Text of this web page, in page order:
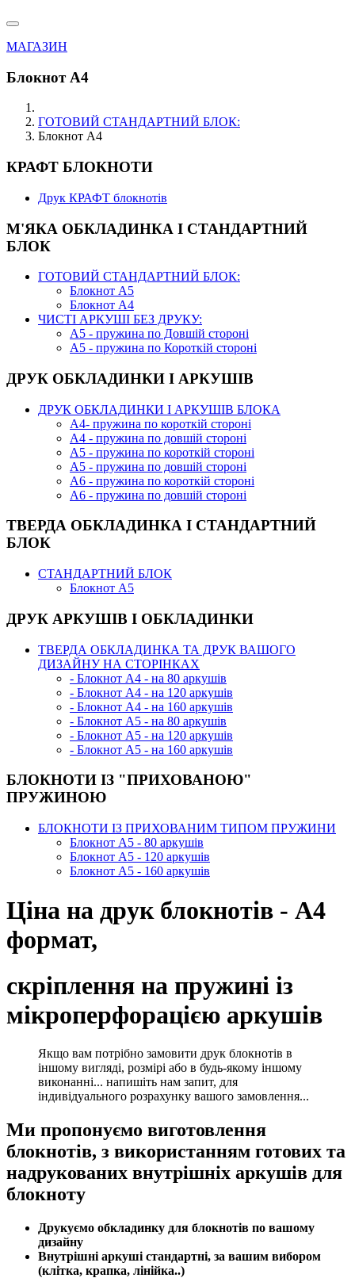
МАГАЗИН
Блокнот А4
ГОТОВИЙ СТАНДАРТНИЙ БЛОК:
Блокнот А4
КРАФТ БЛОКНОТИ
Друк КРАФТ блокнотів
М'ЯКА ОБКЛАДИНКА І СТАНДАРТНИЙ
БЛОК
ГОТОВИЙ СТАНДАРТНИЙ БЛОК:
Блокнот А5
Блокнот А4
ЧИСТІ АРКУШІ БЕЗ ДРУКУ:
А5 - пружина по Довшій стороні
А5 - пружина по Короткій стороні
ДРУК ОБКЛАДИНКИ І АРКУШІВ
ДРУК ОБКЛАДИНКИ І АРКУШІВ БЛОКА
А4- пружина по короткій стороні
А4 - пружина по довшій стороні
А5 - пружина по короткій стороні
А5 - пружина по довшій стороні
А6 - пружина по короткій стороні
А6 - пружина по довшій стороні
ТВЕРДА ОБКЛАДИНКА І СТАНДАРТНИЙ
БЛОК
СТАНДАРТНИЙ БЛОК
Блокнот А5
ДРУК АРКУШІВ І ОБКЛАДИНКИ
ТВЕРДА ОБКЛАДИНКА ТА ДРУК ВАШОГО
ДИЗАЙНУ НА СТОРІНКАХ
- Блокнот А4 - на 80 аркушів
- Блокнот А4 - на 120 аркушів
- Блокнот А4 - на 160 аркушів
- Блокнот А5 - на 80 аркушів
- Блокнот А5 - на 120 аркушів
- Блокнот А5 - на 160 аркушів
БЛОКНОТИ ІЗ "ПРИХОВАНОЮ"
ПРУЖИНОЮ
БЛОКНОТИ ІЗ ПРИХОВАНИМ ТИПОМ ПРУЖИНИ
Блокнот А5 - 80 аркушів
Блокнот А5 - 120 аркушів
Блокнот А5 - 160 аркушів
Ціна на друк блокнотів - А4
формат,
скріплення на пружині із
мікроперфорацією аркушів
Якщо вам потрібно замовити друк блокнотів в
іншому вигляді, розмірі або в будь-якому іншому
виконанні... напишіть нам запит, для
індивідуального розрахунку вашого замовлення...
Ми пропонуємо виготовлення
блокнотів, з використанням готових та
надрукованих внутрішніх аркушів для
блокноту
Друкуємо обкладинку для блокнотів по вашому
дизайну
Внутрішні аркуші стандартні, за вашим вибором
(клітка, крапка, лінійка..)